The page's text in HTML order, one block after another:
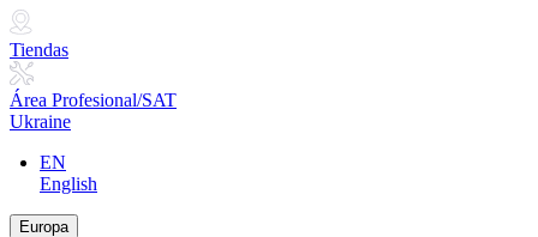
Tiendas
Área Profesional/SAT
Ukraine
EN
English
Europa